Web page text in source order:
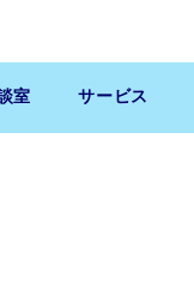
室 サービス